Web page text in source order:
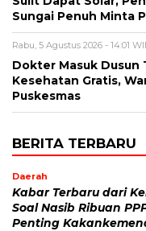
Sungai Penuh Minta
Rabu, 5 Agustus 2026 - 14:01
Dokter Masuk Dusun
Kesehatan Gratis,
Puskesmas
BERITA TERBARU
Daerah
Kabar Terbaru dari
Soal Nasib Ribuan
Penting